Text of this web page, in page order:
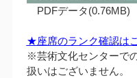
PDFデータ(0.76MB)
★座席のランク確認は
※芸術文化センターで
扱いはございません。